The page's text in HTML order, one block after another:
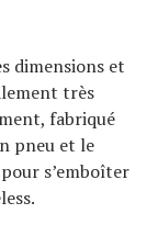
dimensions et
très
fabriqué
pneu et le
s’emboîter